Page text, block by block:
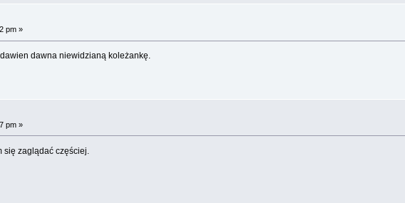
pm »
dawna niewidzianą koleżankę.
pm »
się zaglądać częściej.